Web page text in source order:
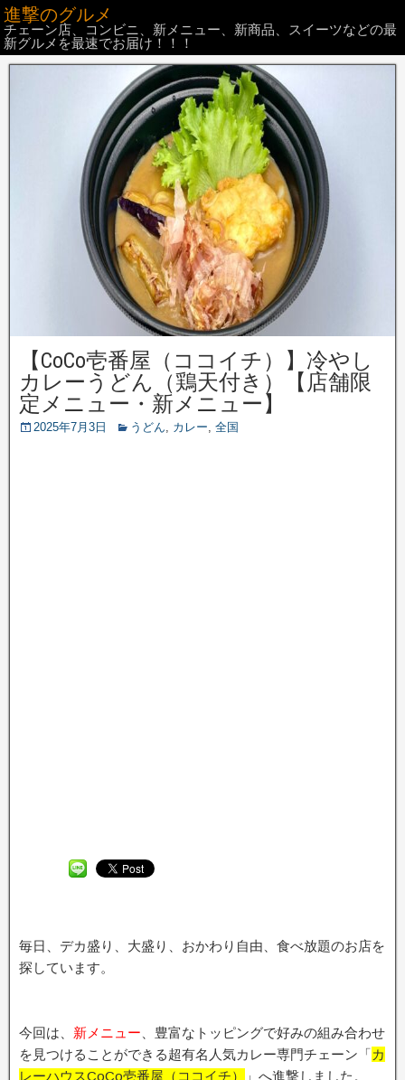
進撃のグルメ
チェーン店、コンビニ、新メニュー、新商品、スイーツなどの最
新グルメを最速でお届け！！！
【CoCo壱番屋（ココイチ）】冷やし
カレーうどん（鶏天付き）【店舗限
定メニュー・新メニュー】
2025年7月3日 うどん, カレー, 全国
毎日、デカ盛り、大盛り、おかわり自由、食べ放題のお店を
探しています。
今回は、 新メニュー 、豊富なトッピングで好みの組み合わせ
を見つけることができる超有名人気カレー専門チェーン「カ
レーハウスCoCo壱番屋（ココイチ）
」へ進撃しました。